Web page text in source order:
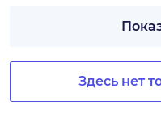
Здесь нет